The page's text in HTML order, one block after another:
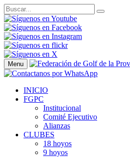
Menu
INICIO
FGPC
Institucional
Comité Ejecutivo
Alianzas
CLUBES
18 hoyos
9 hoyos